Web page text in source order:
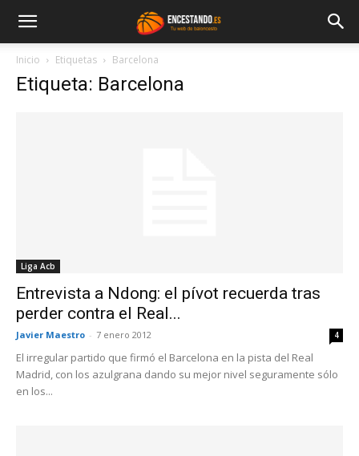
Inicio Etiquetas Barcelona
Etiqueta: Barcelona
Liga Acb
Entrevista a Ndong: el pívot recuerda tras
perder contra el Real...
Javier Maestro - 7 enero 2012 4
El irregular partido que firmó el Barcelona en la pista del Real
Madrid, con los azulgrana dando su mejor nivel seguramente sólo
en los...